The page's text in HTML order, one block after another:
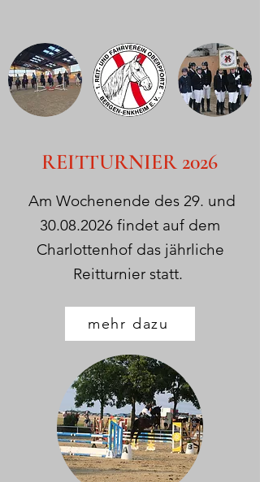
REITTURNIER 2026
Am Wochenende des 29. und
30.08.2026 findet auf dem
Charlottenhof das jährliche
Reitturnier statt.
mehr dazu